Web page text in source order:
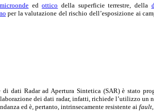
edottico della superficie terrestre, della
per la valutazione del rischio dell’esposizione ai
di dati Radar ad Apertura Sintetica (SAR) è stato
dei dati radar, infatti, richiede l’utilizzo un
ed è, pertanto, intrinsecamente resistente ai fault